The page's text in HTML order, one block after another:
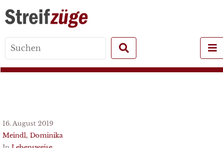
for:
16. August 2019
Meindl, Dominika